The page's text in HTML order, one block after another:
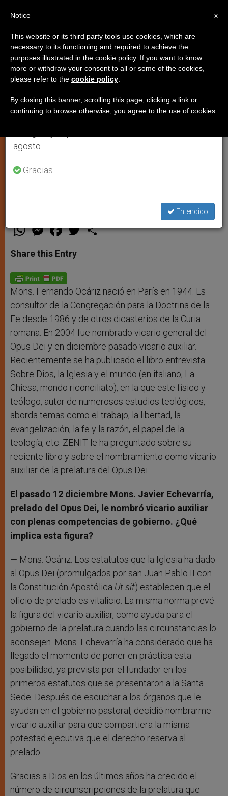
El vicario auxiliar del Opus Dei:
Francisco invita a identificar las
propias periferias
Entrevista a Mons. Fernando Ocáriz, a
institucional y del libro entrevista ‘Sobre
IGLESIA LOCAL
W
t
s
p
p
M
e
s
e
g
e
r
F
a
e
b
o
k
T
w
S
Share this Entry
Mons. Fernando Ocáriz nació en París en 1944. Es
consultor de la Congregación para la Doctrina de la
Fe desde 1986 y de otros dicasterios de la Curia
romana. En 2004 fue nombrado vicario general del
Opus Dei y en diciembre pasado vicario auxiliar.
Recientemente se ha publicado el libro entrevista
Sobre Dios, la Iglesia y el mundo (en italiano, La
Chiesa, mondo riconciliato), en la que este físico y
teólogo, autor de numerosos estudios teológicos,
aborda temas como el trabajo, la libertad, la
evangelización, la fe y la razón, el papel de la
teología, etc. ZENIT le ha preguntado sobre su
reciente libro y sobre el nombramiento como vicario
auxiliar de la prelatura del Opus Dei.
El pasado 12 diciembre Mons. Javier Echevarría,
prelado del Opus Dei, le nombró vicario auxiliar
con plenas competencias de gobierno. ¿Qué
implica esta figura?
— Mons. Ocáriz: Los estatutos que la Iglesia ha dado
al Opus Dei (promulgados por san Juan Pablo II con
la Constitución Apostólica Ut sit) establecen que el
oficio de prelado es vitalicio. La misma norma prevé
la figura del vicario auxiliar, como ayuda para el
gobierno de la prelatura cuando las circunstancias lo
aconsejen. Mons. Echevarría ha considerado que ha
llegado el momento de poner en práctica esta
posibilidad, ya prevista por el fundador en los
primeros estatutos que se presentaron a la Santa
Sede. Después de escuchar a los órganos que le
ayudan en el gobierno pastoral, decidió nombrarme
vicario auxiliar para que compartiera la misma
potestad ejecutiva que el derecho reserva al
prelado.
Gracias a Dios en los últimos años ha crecido el
número de circunscripciones de la prelatura que
×
Aviso importante
Del 27 de julio al 7 de agosto haremos la pausa
anual, aprovechando que en el periodo de verano
se generan menos informaciones y también el
agosto.
Gracias.
Entendido
x
Notice
This website or its third party tools use cookies, which are
necessary to its functioning and required to achieve the
purposes illustrated in the cookie policy. If you want to know
more or withdraw your consent to all or some of the cookies,
please refer to the cookie policy
By closing this banner, scrolling this page, clicking a link or
continuing to browse otherwise, you agree to the use of cookies.